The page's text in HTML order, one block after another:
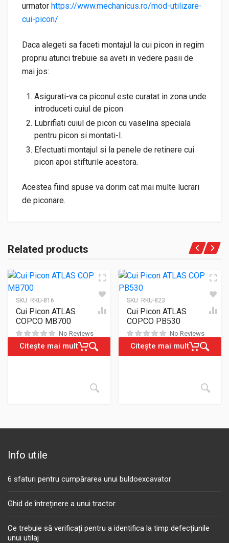
urmator https://www.mechanicus.ro/mod-utilizare-
cui-picon/
Daca alegeti sa faceti montajul la cui picon in regim
propriu atunci trebuie sa aveti in vedere pasii de
mai jos:
Asigurati-va ca piconul este curatat in zona unde
introduceti cuiul de picon
Lubrifiati cuiul de picon cu vaselina speciala
pentru picon si montati-l.
Efectuati montajul si la penele de retinere cui
picon apoi stifturile acestora.
Acestea fiind spuse va dorim cat mai multe lucrari
de piconare.
Related products
SKU: RKU-816
Cui Picon ATLAS
COPCO MB700
No Reviews
Citește mai mult
SKU: RKU-823
Cui Picon ATLAS
COPCO PB530
No Reviews
Citește mai mult
Info utile
6 sfaturi pentru cumpărarea unui buldoexcavator
Ghid de întreținere a unui tractor
Ce trebuie să verificați pentru a identifica la timp defecțiunile
unui utilaj